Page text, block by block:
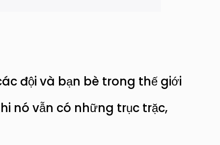
đội và bạn bè trong thế giới
nó vẫn có những trục trặc,